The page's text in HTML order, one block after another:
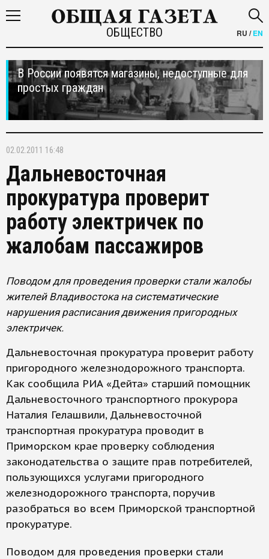
ОБЩЕСТВО RU /EN
В России появятся магазины, недоступные для
простых граждан
02.02.2011 16:48
Дальневосточная
прокуратура проверит
работу электричек по
жалобам пассажиров
Поводом для проведения проверки стали жалобы
жителей Владивостока на систематические
нарушения расписания движения пригородных
электричек.
Дальневосточная прокуратура проверит работу
пригородного железнодорожного транспорта.
Как сообщила РИА «Дейта» старший помощник
Дальневосточного транспортного прокурора
Наталия Гелашвили, Дальневосточной
транспортная прокуратура проводит в
Приморском крае проверку соблюдения
законодательства о защите прав потребителей,
пользующихся услугами пригородного
железнодорожного транспорта, поручив
разобраться во всем Приморской транспортной
прокуратуре.
Поводом для проведения проверки стали